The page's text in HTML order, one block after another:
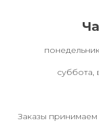
суббота,
Заказы